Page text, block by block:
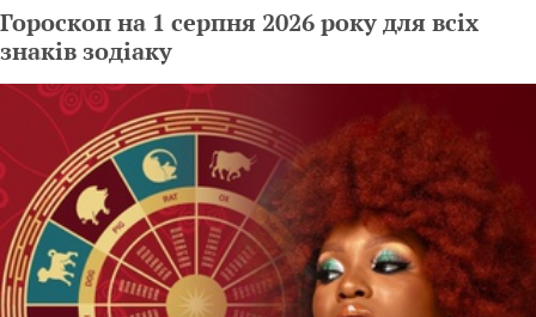
Гороскоп на 1 серпня 2026 року для всіх
знаків зодіаку